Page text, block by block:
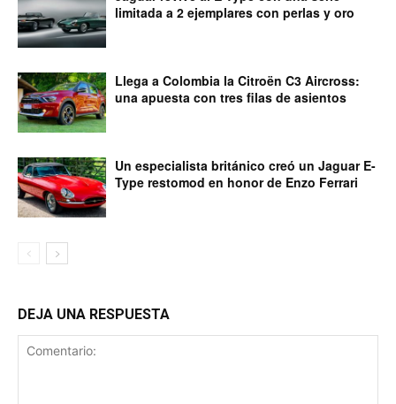
limitada a 2 ejemplares con perlas y oro
Llega a Colombia la Citroën C3 Aircross:
una apuesta con tres filas de asientos
Un especialista británico creó un Jaguar E-
Type restomod en honor de Enzo Ferrari
DEJA UNA RESPUESTA